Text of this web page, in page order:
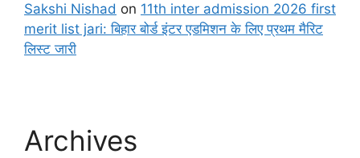
Sakshi Nishad on 11th inter admission 2026 first
merit list jari: बिहार बोर्ड इंटर एडमिशन के लिए प्रथम मैरिट
लिस्ट जारी
Archives